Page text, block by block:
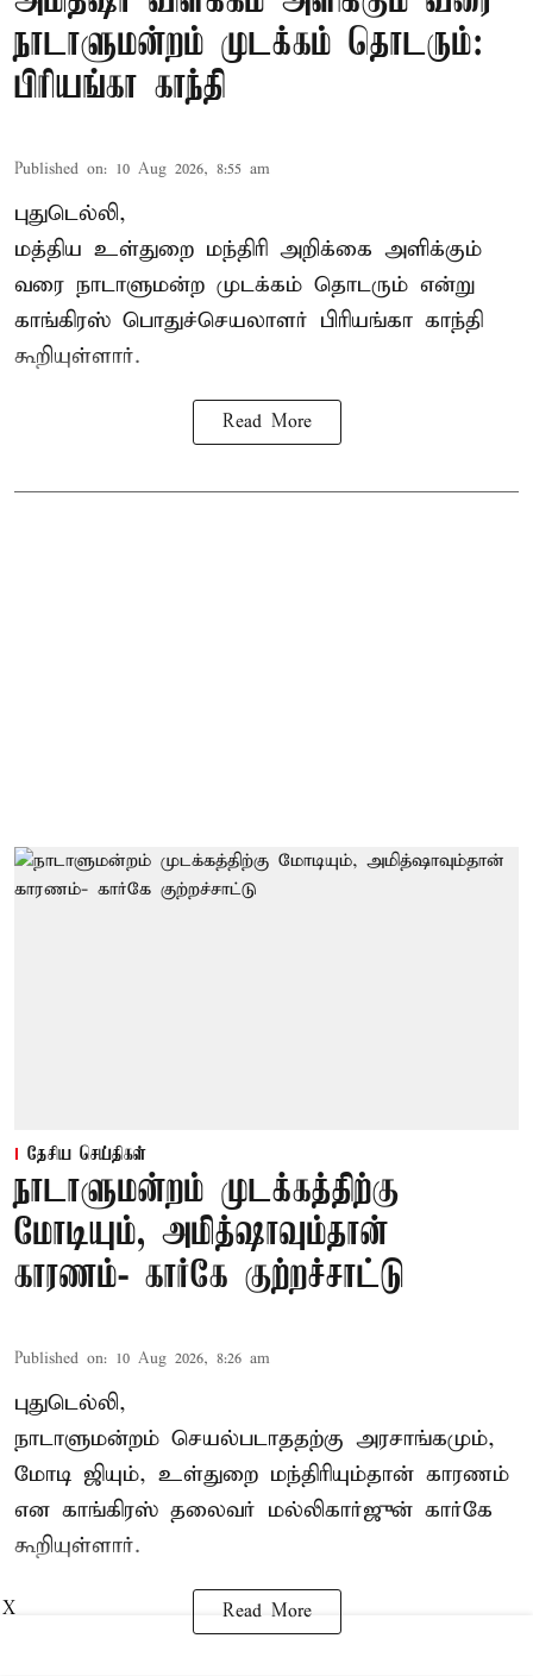
நாடாளுமன்றம் முடக்கம் தொடரும்:
பிரியங்கா காந்தி
Published on: 10 Aug 2026, 8:55 am
புதுடெல்லி,
மத்திய உள்துறை மந்திரி அறிக்கை அளிக்கும்
வரை நாடாளுமன்ற முடக்கம் தொடரும் என்று
காங்கிரஸ் பொதுச்செயலாளர் பிரியங்கா காந்தி
கூறியுள்ளார்.
Read More
தேசிய செய்திகள்
நாடாளுமன்றம் முடக்கத்திற்கு
மோடியும், அமித்ஷாவும்தான்
காரணம்- கார்கே குற்றச்சாட்டு
Published on: 10 Aug 2026, 8:26 am
புதுடெல்லி,
நாடாளுமன்றம் செயல்படாததற்கு அரசாங்கமும்,
மோடி ஜியும், உள்துறை மந்திரியும்தான் காரணம்
என காங்கிரஸ் தலைவர் மல்லிகார்ஜுன் கார்கே
கூறியுள்ளார்.
Read More
X